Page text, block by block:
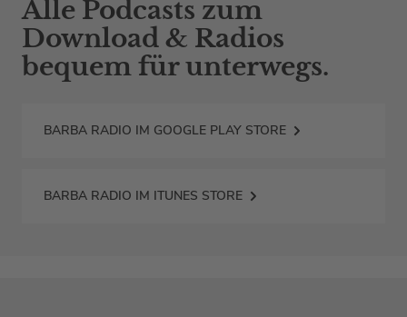
Alle Podcasts zum
Download & Radios
bequem für unterwegs.
BARBA RADIO IM GOOGLE PLAY STORE
BARBA RADIO IM ITUNES STORE